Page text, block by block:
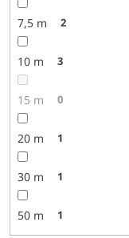
7,5 m 2
10 m 3
15 m 0
20 m 1
30 m 1
50 m 1